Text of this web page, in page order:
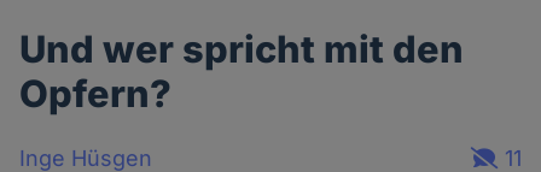
Und wer spricht mit den
Opfern?
Inge Hüsgen
11